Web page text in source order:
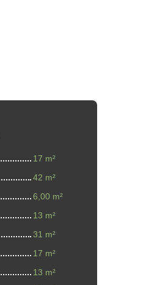
17 m²
42 m²
6,00 m²
13 m²
31 m²
17 m²
13 m²